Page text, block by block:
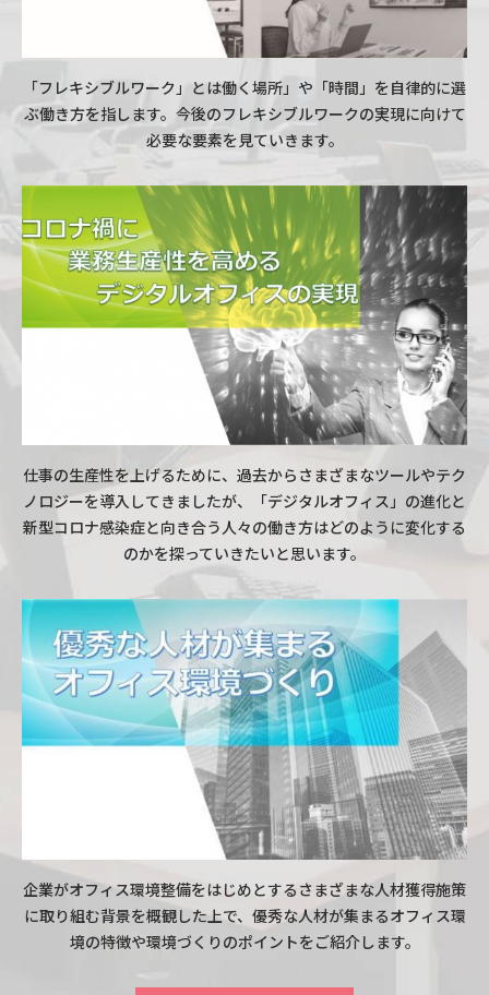
「フレキシブルワーク」とは働く場所」や「時間」を自律的に選
ぶ働き方を指します。今後のフレキシブルワークの実現に向けて
必要な要素を見ていきます。
仕事の生産性を上げるために、過去からさまざまなツールやテク
ノロジーを導入してきましたが、「デジタルオフィス」の進化と
新型コロナ感染症と向き合う人々の働き方はどのように変化する
のかを探っていきたいと思います。
企業がオフィス環境整備をはじめとするさまざまな人材獲得施策
に取り組む背景を概観した上で、優秀な人材が集まるオフィス環
境の特徴や環境づくりのポイントをご紹介します。